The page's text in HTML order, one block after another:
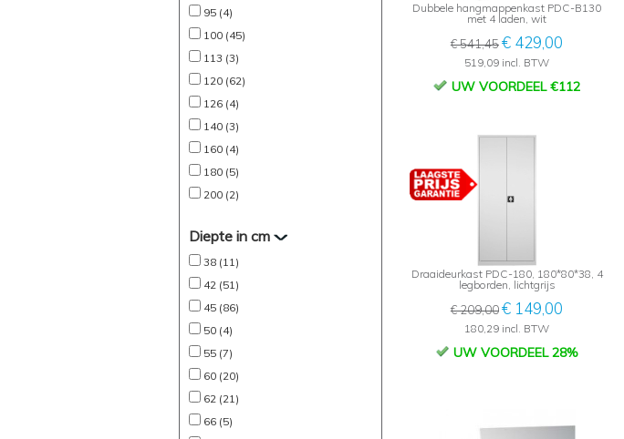
95 (4)
100 (45)
113 (3)
120 (62)
126 (4)
140 (3)
160 (4)
180 (5)
200 (2)
Diepte in cm
38 (11)
42 (51)
45 (86)
50 (4)
55 (7)
60 (20)
62 (21)
66 (5)
Dubbele hangmappenkast PDC-B130
met 4 laden, wit
€ 541,45€ 429,00
519,09 incl. BTW
UW VOORDEEL €112
Draaideurkast PDC-180, 180*80*38, 4
legborden, lichtgrijs
€ 209,00€ 149,00
180,29 incl. BTW
UW VOORDEEL 28%